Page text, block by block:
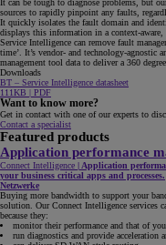
It can be tough to diagnose problems, but
sources to rapidly pinpoint any faults,
It quickly isolates the fault domain and
displays this information in a context-
Service Intelligence can remove fault
time’. It’s vendor- and technology-
management tool data to deliver a 360
Downloads
BT – Service Intelligence datasheet
111KB | PDF
Want to know more?
Get in contact with one of our experts to
Contact a specialist
Featured products
Application performance
Connect Intelligence | Application
your business critical apps and processes.
Netzwerke
Buying more bandwidth to support your
solution. Our Connect Intelligence services
because they:
monitor their performance and that of
run diagnostics and provide acceleration